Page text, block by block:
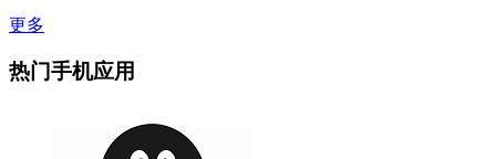
更多
热门手机应用